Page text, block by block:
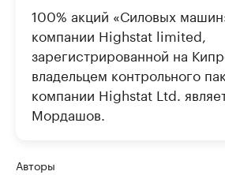
100% акций «Силовых
компании Highstat limited,
зарегистрированной на
владельцем контрольного
компании Highstat Ltd.
Мордашов.
Авторы